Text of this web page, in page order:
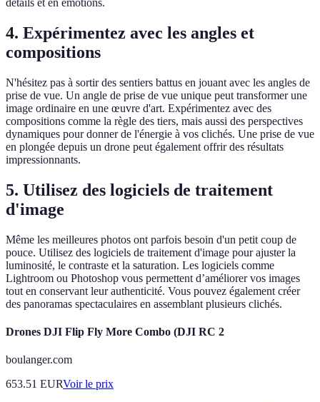
détails et en émotions.
4. Expérimentez avec les angles et
compositions
N'hésitez pas à sortir des sentiers battus en jouant avec les angles de
prise de vue. Un angle de prise de vue unique peut transformer une
image ordinaire en une œuvre d'art. Expérimentez avec des
compositions comme la règle des tiers, mais aussi des perspectives
dynamiques pour donner de l'énergie à vos clichés. Une prise de vue
en plongée depuis un drone peut également offrir des résultats
impressionnants.
5. Utilisez des logiciels de traitement
d'image
Même les meilleures photos ont parfois besoin d'un petit coup de
pouce. Utilisez des logiciels de traitement d'image pour ajuster la
luminosité, le contraste et la saturation. Les logiciels comme
Lightroom ou Photoshop vous permettent d’améliorer vos images
tout en conservant leur authenticité. Vous pouvez également créer
des panoramas spectaculaires en assemblant plusieurs clichés.
Drones DJI Flip Fly More Combo (DJI RC 2
boulanger.com
653.51 EURVoir le prix